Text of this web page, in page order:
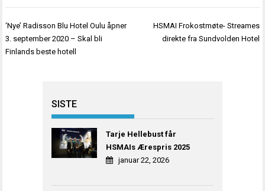
Innleggsnavigasjon
‘Nye’ Radisson Blu Hotel Oulu åpner
3. september 2020 – Skal bli
Finlands beste hotell
HSMAI Frokostmøte- Streames
direkte fra Sundvolden Hotel
SISTE
Tarje Hellebust får
HSMAIs Ærespris 2025
januar 22, 2026